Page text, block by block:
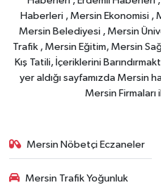
Haberleri , Mersin Ekonomisi ,
Mersin Belediyesi , Mersin
Trafik , Mersin Eğitim, Mersin
Kış Tatili, İçeriklerini
yer aldığı sayfamızda Mersin
Mersin Firmaları
Mersin Nöbetçi Eczaneler
Mersin Trafik Yoğunluk